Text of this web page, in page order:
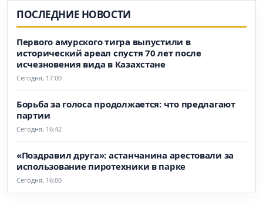
ПОСЛЕДНИЕ НОВОСТИ
Первого амурского тигра выпустили в
исторический ареал спустя 70 лет после
исчезновения вида в Казахстане
Сегодня, 17:00
Борьба за голоса продолжается: что предлагают
партии
Сегодня, 16:42
«Поздравил друга»: астанчанина арестовали за
использование пиротехники в парке
Сегодня, 16:00